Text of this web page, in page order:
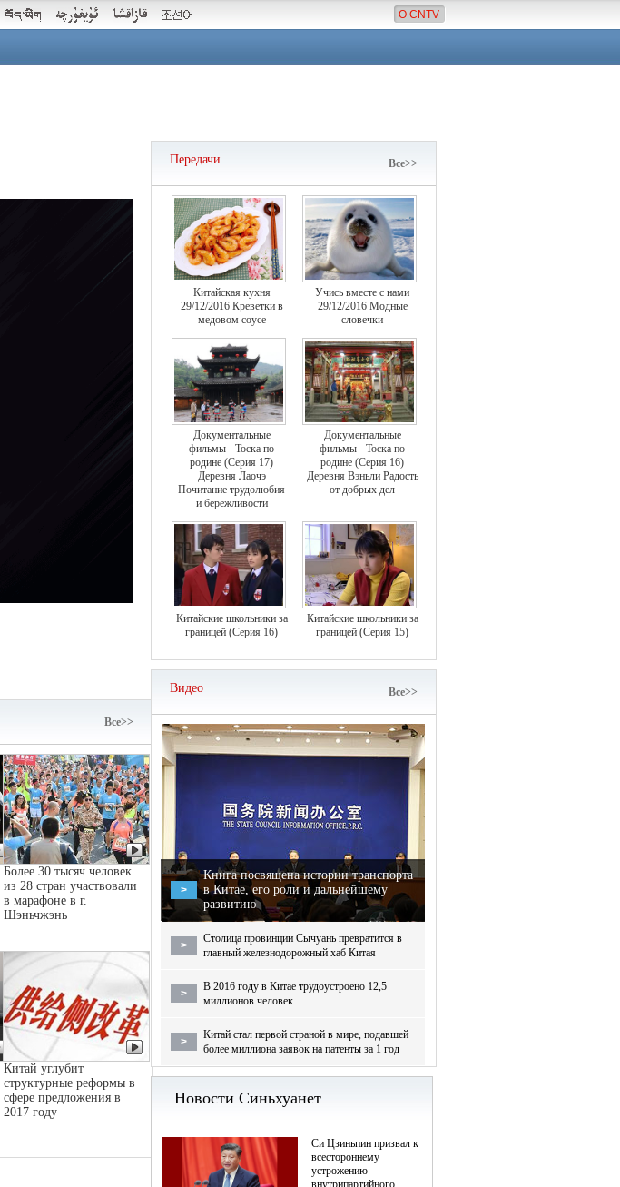
О CNTV
Bce>>
Более 30 тысяч человек
из 28 стран участвовали
в марафоне в г.
Шэньчжэнь
Китай углубит
структурные реформы в
сфере предложения в
2017 году
Передачи Все>>
Китайская кухня
29/12/2016 Креветки в
медовом соусе
Учись вместе с нами
29/12/2016 Модные
словечки
Документальные
фильмы - Тоска по
родине (Серия 17)
Деревня Лаочэ
Почитание трудолюбия
и бережливости
Документальные
фильмы - Тоска по
родине (Серия 16)
Деревня Вэньли Радость
от добрых дел
Китайские школьники за
границей (Серия 16)
Китайские школьники за
границей (Серия 15)
Видео Bce>>
>
Книга посвящена истории транспорта
в Китае, его роли и дальнейшему
развитию
>
Столица провинции Сычуань превратится в
главный железнодорожный хаб Китая
>
В 2016 году в Китае трудоустроено 12,5
миллионов человек
>
Китай стал первой страной в мире, подавшей
более миллиона заявок на патенты за 1 год